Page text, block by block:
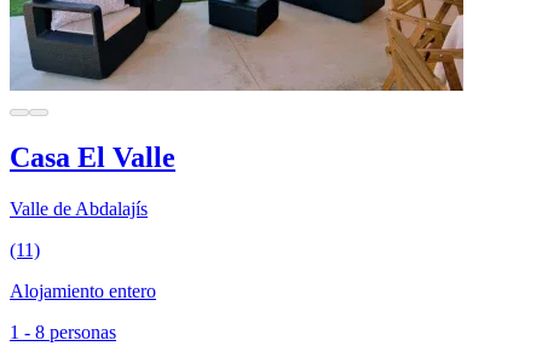
Casa El Valle
Valle de Abdalajís
(11)
Alojamiento entero
1 - 8 personas